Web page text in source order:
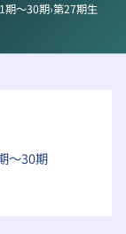
期～30期›第27期生
～30期